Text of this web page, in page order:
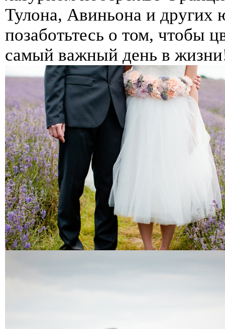
Тулона, Авиньона и других
позаботьтесь о том, чтобы
самый важный день в